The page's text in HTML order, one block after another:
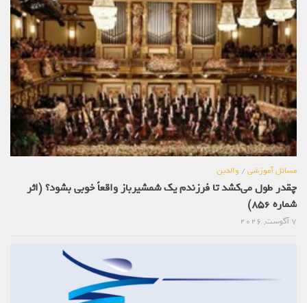
مسائل آموزشی/ والدین
چقدر طول می‌کشد تا فرزندم یک شمشیرباز واقعاً خوبی بشود؟ (اثر
شماره 856)
7 آگوست, 2026